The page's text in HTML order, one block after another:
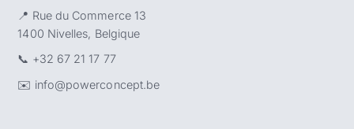
📍 Rue du Commerce 13
1400 Nivelles, Belgique
📞 +32 67 21 17 77
✉️ info@powerconcept.be